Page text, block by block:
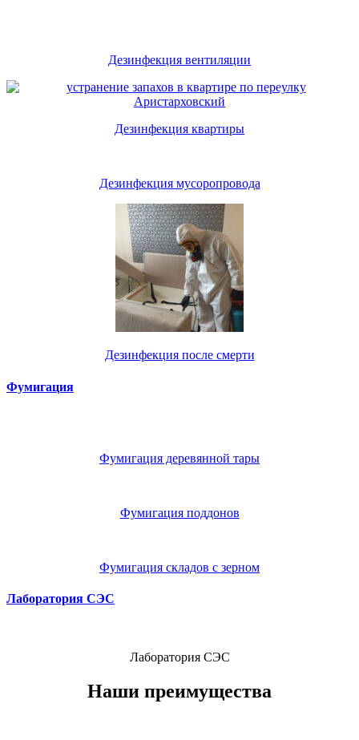
Дезинфекция вентиляции
Дезинфекция квартиры
Дезинфекция мусоропровода
Дезинфекция после смерти
Фумигация
Фумигация деревянной тары
Фумигация поддонов
Фумигация складов с зерном
Лаборатория СЭС
Лаборатория СЭС
Наши преимущества